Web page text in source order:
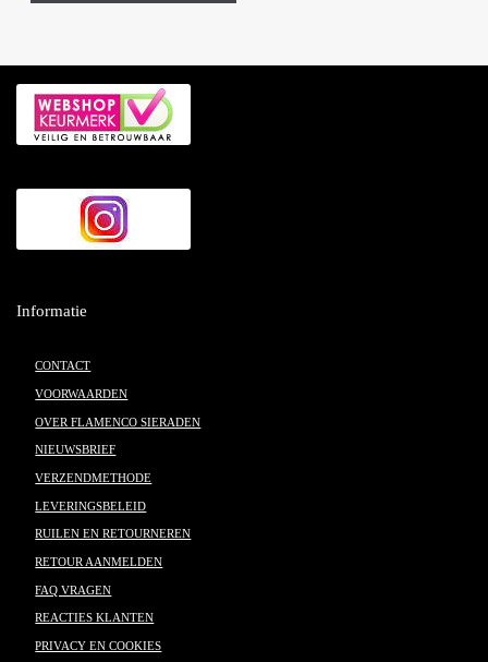
Informatie
CONTACT
VOORWAARDEN
OVER FLAMENCO SIERADEN
NIEUWSBRIEF
VERZENDMETHODE
LEVERINGSBELEID
RUILEN EN RETOURNEREN
RETOUR AANMELDEN
FAQ VRAGEN
REACTIES KLANTEN
PRIVACY EN COOKIES